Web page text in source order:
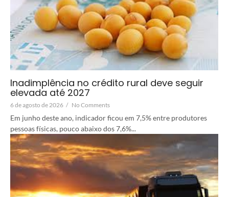
Inadimplência no crédito rural deve seguir
elevada até 2027
6 de agosto de 2026 / No Comments
Em junho deste ano, indicador ficou em 7,5% entre produtores
pessoas físicas, pouco abaixo dos 7,6%...